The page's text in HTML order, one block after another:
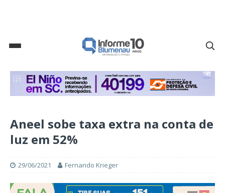
Aneel sobe taxa extra na conta de
luz em 52%
29/06/2021 Fernando Krieger